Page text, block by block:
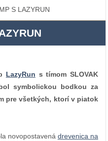
S LAZYRUN
LazyRun s tímom SLOVAK
symbolickou bodkou za
pre všetkých, ktorí v piatok
novopostavená drevenica na